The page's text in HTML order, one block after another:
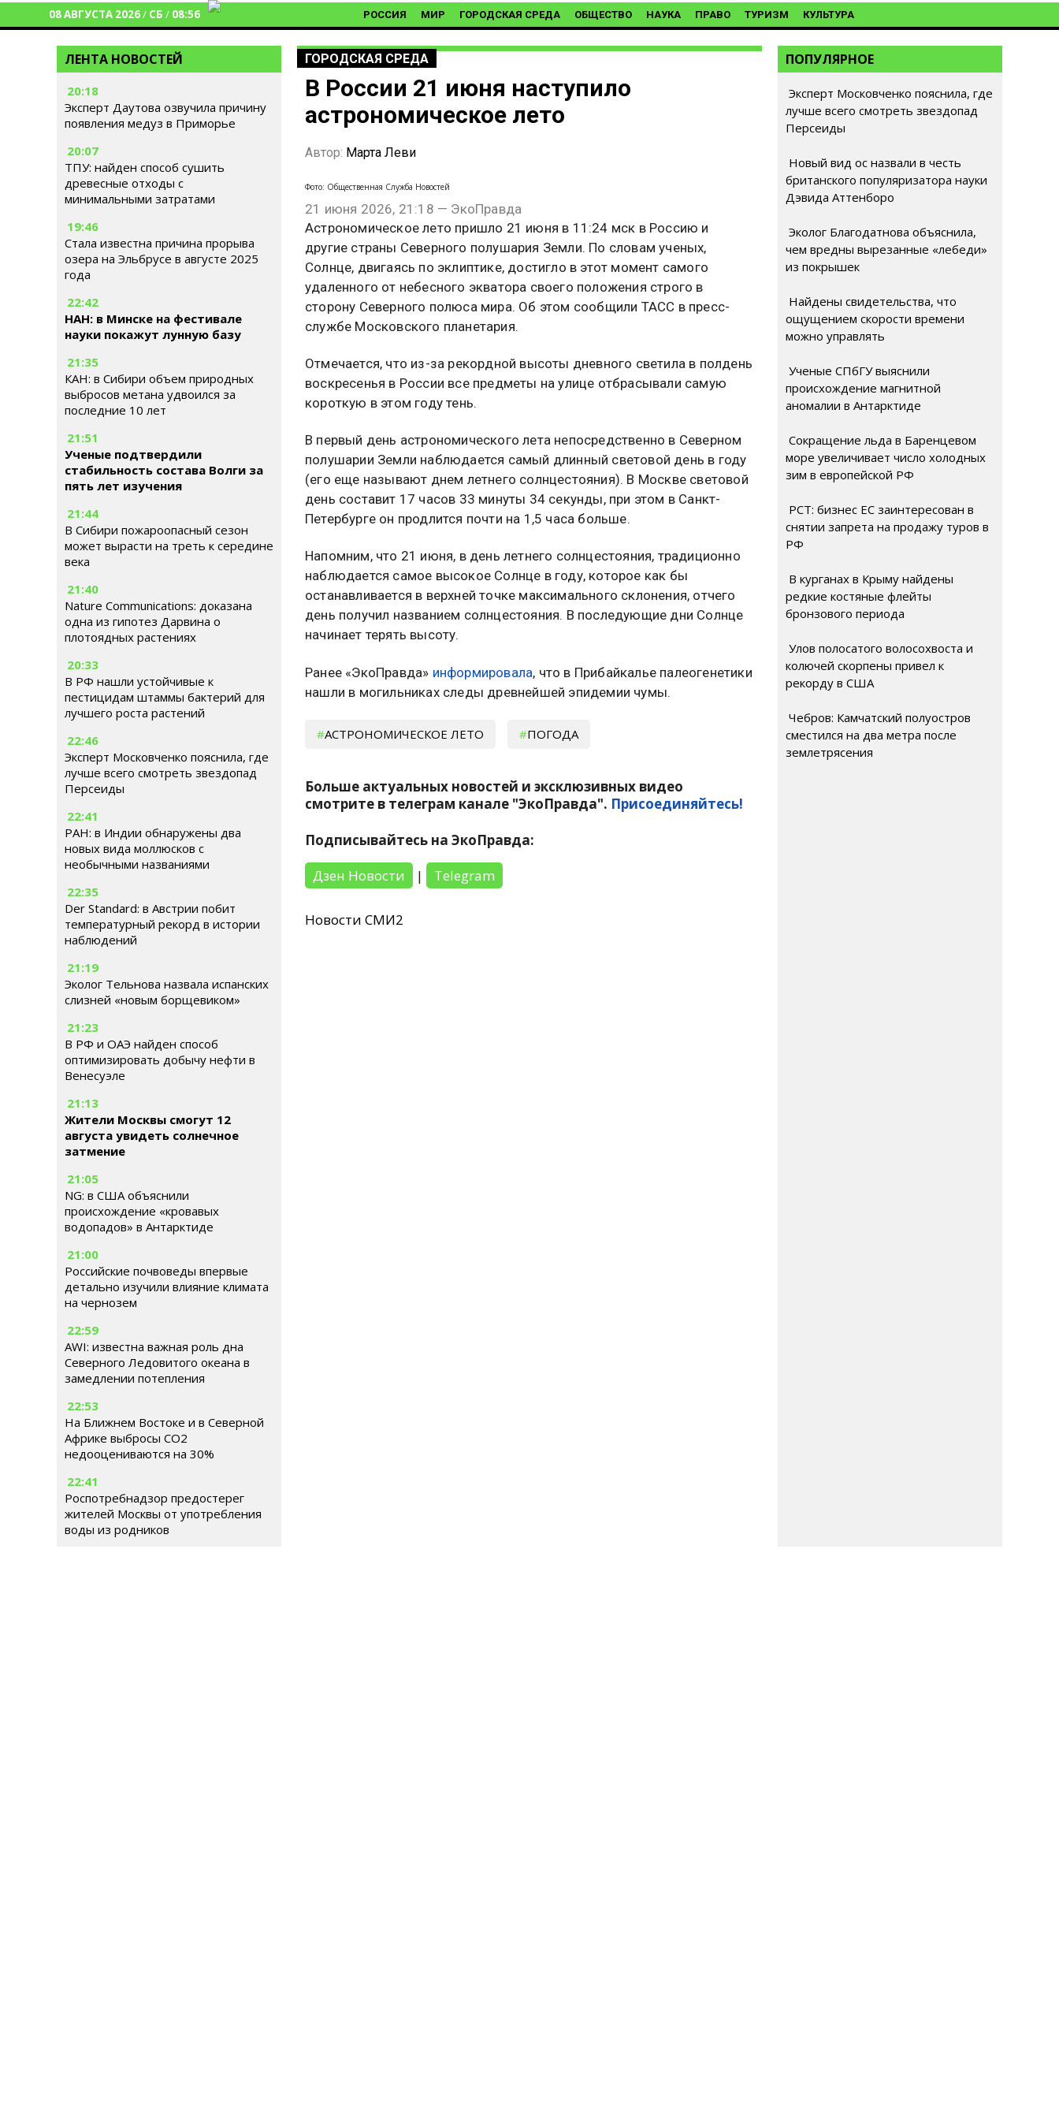
08 АВГУСТА 2026/ СБ / 08:56 РОССИЯ МИР ГОРОДСКАЯ СРЕДА ОБЩЕСТВО НАУКА ПРАВО ТУРИЗМ КУЛЬТУРА
ЛЕНТА НОВОСТЕЙ
20:18
Эксперт Даутова озвучила причину
появления медуз в Приморье
20:07
ТПУ: найден способ сушить
древесные отходы с
минимальными затратами
19:46
Стала известна причина прорыва
озера на Эльбрусе в августе 2025
года
22:42
НАН: в Минске на фестивале
науки покажут лунную базу
21:35
КАН: в Сибири объем природных
выбросов метана удвоился за
последние 10 лет
21:51
Ученые подтвердили
стабильность состава Волги за
пять лет изучения
21:44
В Сибири пожароопасный сезон
может вырасти на треть к середине
века
21:40
Nature Communications: доказана
одна из гипотез Дарвина о
плотоядных растениях
20:33
В РФ нашли устойчивые к
пестицидам штаммы бактерий для
лучшего роста растений
22:46
Эксперт Московченко пояснила, где
лучше всего смотреть звездопад
Персеиды
22:41
РАН: в Индии обнаружены два
новых вида моллюсков с
необычными названиями
22:35
Der Standard: в Австрии побит
температурный рекорд в истории
наблюдений
21:19
Эколог Тельнова назвала испанских
слизней «новым борщевиком»
21:23
В РФ и ОАЭ найден способ
оптимизировать добычу нефти в
Венесуэле
21:13
Жители Москвы смогут 12
августа увидеть солнечное
затмение
21:05
NG: в США объяснили
происхождение «кровавых
водопадов» в Антарктиде
21:00
Российские почвоведы впервые
детально изучили влияние климата
на чернозем
22:59
AWI: известна важная роль дна
Северного Ледовитого океана в
замедлении потепления
22:53
На Ближнем Востоке и в Северной
Африке выбросы CO2
недооцениваются на 30%
22:41
Роспотребнадзор предостерег
жителей Москвы от употребления
воды из родников
ГОРОДСКАЯ СРЕДА
В России 21 июня наступило
астрономическое лето
Автор: Марта Леви
Фото: Общественная Служба Новостей
21 июня 2026, 21:18 — ЭкоПравда
Астрономическое лето пришло 21 июня в 11:24 мск в Россию и
другие страны Северного полушария Земли. По словам ученых,
Солнце, двигаясь по эклиптике, достигло в этот момент самого
удаленного от небесного экватора своего положения строго в
сторону Северного полюса мира. Об этом сообщили ТАСС в пресс-
службе Московского планетария.
Отмечается, что из-за рекордной высоты дневного светила в полдень
воскресенья в России все предметы на улице отбрасывали самую
короткую в этом году тень.
В первый день астрономического лета непосредственно в Северном
полушарии Земли наблюдается самый длинный световой день в году
(его еще называют днем летнего солнцестояния). В Москве световой
день составит 17 часов 33 минуты 34 секунды, при этом в Санкт-
Петербурге он продлится почти на 1,5 часа больше.
Напомним, что 21 июня, в день летнего солнцестояния, традиционно
наблюдается самое высокое Солнце в году, которое как бы
останавливается в верхней точке максимального склонения, отчего
день получил названием солнцестояния. В последующие дни Солнце
начинает терять высоту.
Ранее «ЭкоПравда» информировала, что в Прибайкалье палеогенетики
нашли в могильниках следы древнейшей эпидемии чумы.
АСТРОНОМИЧЕСКОЕ ЛЕТО ПОГОДА
Больше актуальных новостей и эксклюзивных видео
смотрите в телеграм канале "ЭкоПравда". Присоединяйтесь!
Подписывайтесь на ЭкоПравда:
Дзен Новости
| Telegram
Новости СМИ2
ПОПУЛЯРНОЕ
Эксперт Московченко пояснила, где
лучше всего смотреть звездопад
Персеиды
Новый вид ос назвали в честь
британского популяризатора науки
Дэвида Аттенборо
Эколог Благодатнова объяснила,
чем вредны вырезанные «лебеди»
из покрышек
Найдены свидетельства, что
ощущением скорости времени
можно управлять
Ученые СПбГУ выяснили
происхождение магнитной
аномалии в Антарктиде
Сокращение льда в Баренцевом
море увеличивает число холодных
зим в европейской РФ
РСТ: бизнес ЕС заинтересован в
снятии запрета на продажу туров в
РФ
В курганах в Крыму найдены
редкие костяные флейты
бронзового периода
Улов полосатого волосохвоста и
колючей скорпены привел к
рекорду в США
Чебров: Камчатский полуостров
сместился на два метра после
землетрясения